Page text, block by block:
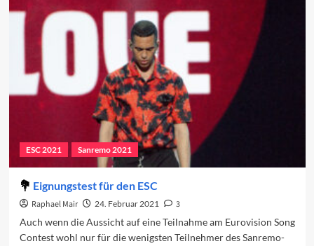
ersten
ESC 2021 Sanremo 2021
Eignungstest für den ESC
Raphael Mair 24. Februar 2021
3
Auch wenn die Aussicht auf eine Teilnahme am Eurovision Song
Contest wohl nur für die wenigsten Teilnehmer des Sanremo-